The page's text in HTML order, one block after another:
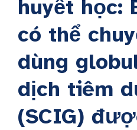
huyết học:
có thể
dùng
dịch tiêm
(SCIG)